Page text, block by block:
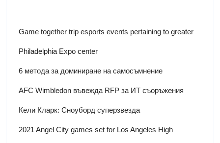
Game together trip esports events pertaining to greater
Philadelphia Expo center
6 метода за доминиране на самосъмнение
AFC Wimbledon въвежда RFP за ИТ съоръжения
Кели Кларк: Сноуборд суперзвезда
2021 Angel City games set for Los Angeles High